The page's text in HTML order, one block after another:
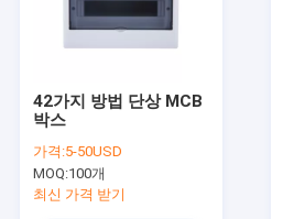
42가지 방법 단상 MCB
박스
가격:5-50USD
MOQ:100개
최신 가격 받기